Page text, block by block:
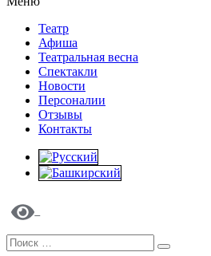
Театр
Афиша
Театральная весна
Спектакли
Новости
Персоналии
Отзывы
Контакты